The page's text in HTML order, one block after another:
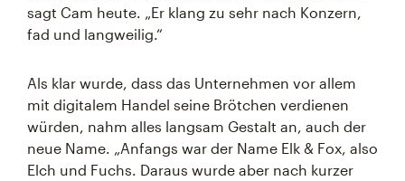
sagt Cam heute. „Er klang zu sehr nach Konzern,
fad und langweilig.“
Als klar wurde, dass das Unternehmen vor allem
mit digitalem Handel seine Brötchen verdienen
würden, nahm alles langsam Gestalt an, auch der
neue Name. „Anfangs war der Name Elk & Fox, also
Elch und Fuchs. Daraus wurde aber nach kurzer